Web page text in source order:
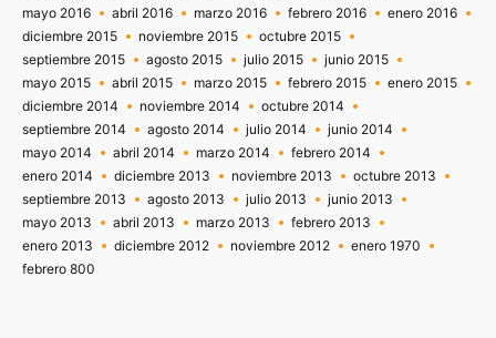
mayo 2016
abril 2016 marzo 2016 febrero 2016
enero 2016
diciembre 2015
noviembre 2015
octubre 2015
septiembre 2015
agosto 2015 julio 2015
junio 2015
mayo 2015
abril 2015 marzo 2015 febrero 2015
enero 2015
diciembre 2014
noviembre 2014
octubre 2014
septiembre 2014
agosto 2014 julio 2014
junio 2014
mayo 2014
abril 2014 marzo 2014
febrero 2014
enero 2014
diciembre 2013 noviembre 2013
octubre 2013
septiembre 2013
agosto 2013 julio 2013
junio 2013
mayo 2013
abril 2013 marzo 2013
febrero 2013
enero 2013
diciembre 2012 noviembre 2012
enero 1970
febrero 800